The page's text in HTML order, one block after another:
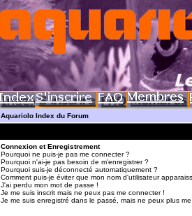
Aquariolo Index du Forum
Connexion et Enregistrement
Pourquoi ne puis-je pas me connecter ?
Pourquoi n'ai-je pas besoin de m'enregistrer ?
Pourquoi suis-je déconnecté automatiquement ?
Comment puis-je éviter que mon nom d'utilisateur
J'ai perdu mon mot de passe !
Je me suis inscrit mais ne peux pas me connecter !
Je me suis enregistré dans le passé, mais ne peux plus